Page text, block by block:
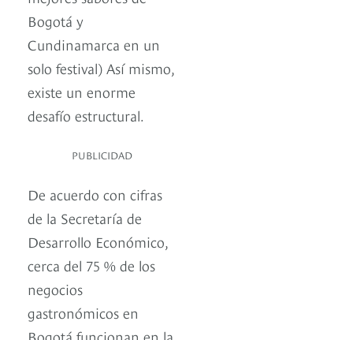
Bogotá y
Cundinamarca en un
solo festival) Así mismo,
existe un enorme
desafío estructural.
PUBLICIDAD
De acuerdo con cifras
de la Secretaría de
Desarrollo Económico,
cerca del 75 % de los
negocios
gastronómicos en
Bogotá funcionan en la